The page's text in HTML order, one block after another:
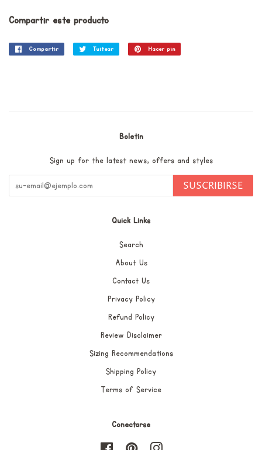
Compartir este producto
Compartir
CompartirTuitear
Tuitear
Hacer pin
Boletín
Sign up for the latest news, offers and styles
SUSCRIBIRSE
Quick Links
Search
About Us
Contact Us
Privacy Policy
Refund Policy
Review Disclaimer
Sizing Recommendations
Shipping Policy
Terms of Service
Conectarse